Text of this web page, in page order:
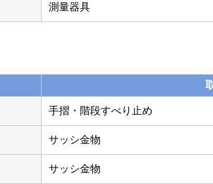
測量器具
手摺・階段すべり止め
サッシ金物
サッシ金物